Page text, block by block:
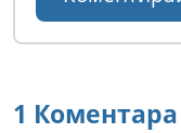
1 Коментара